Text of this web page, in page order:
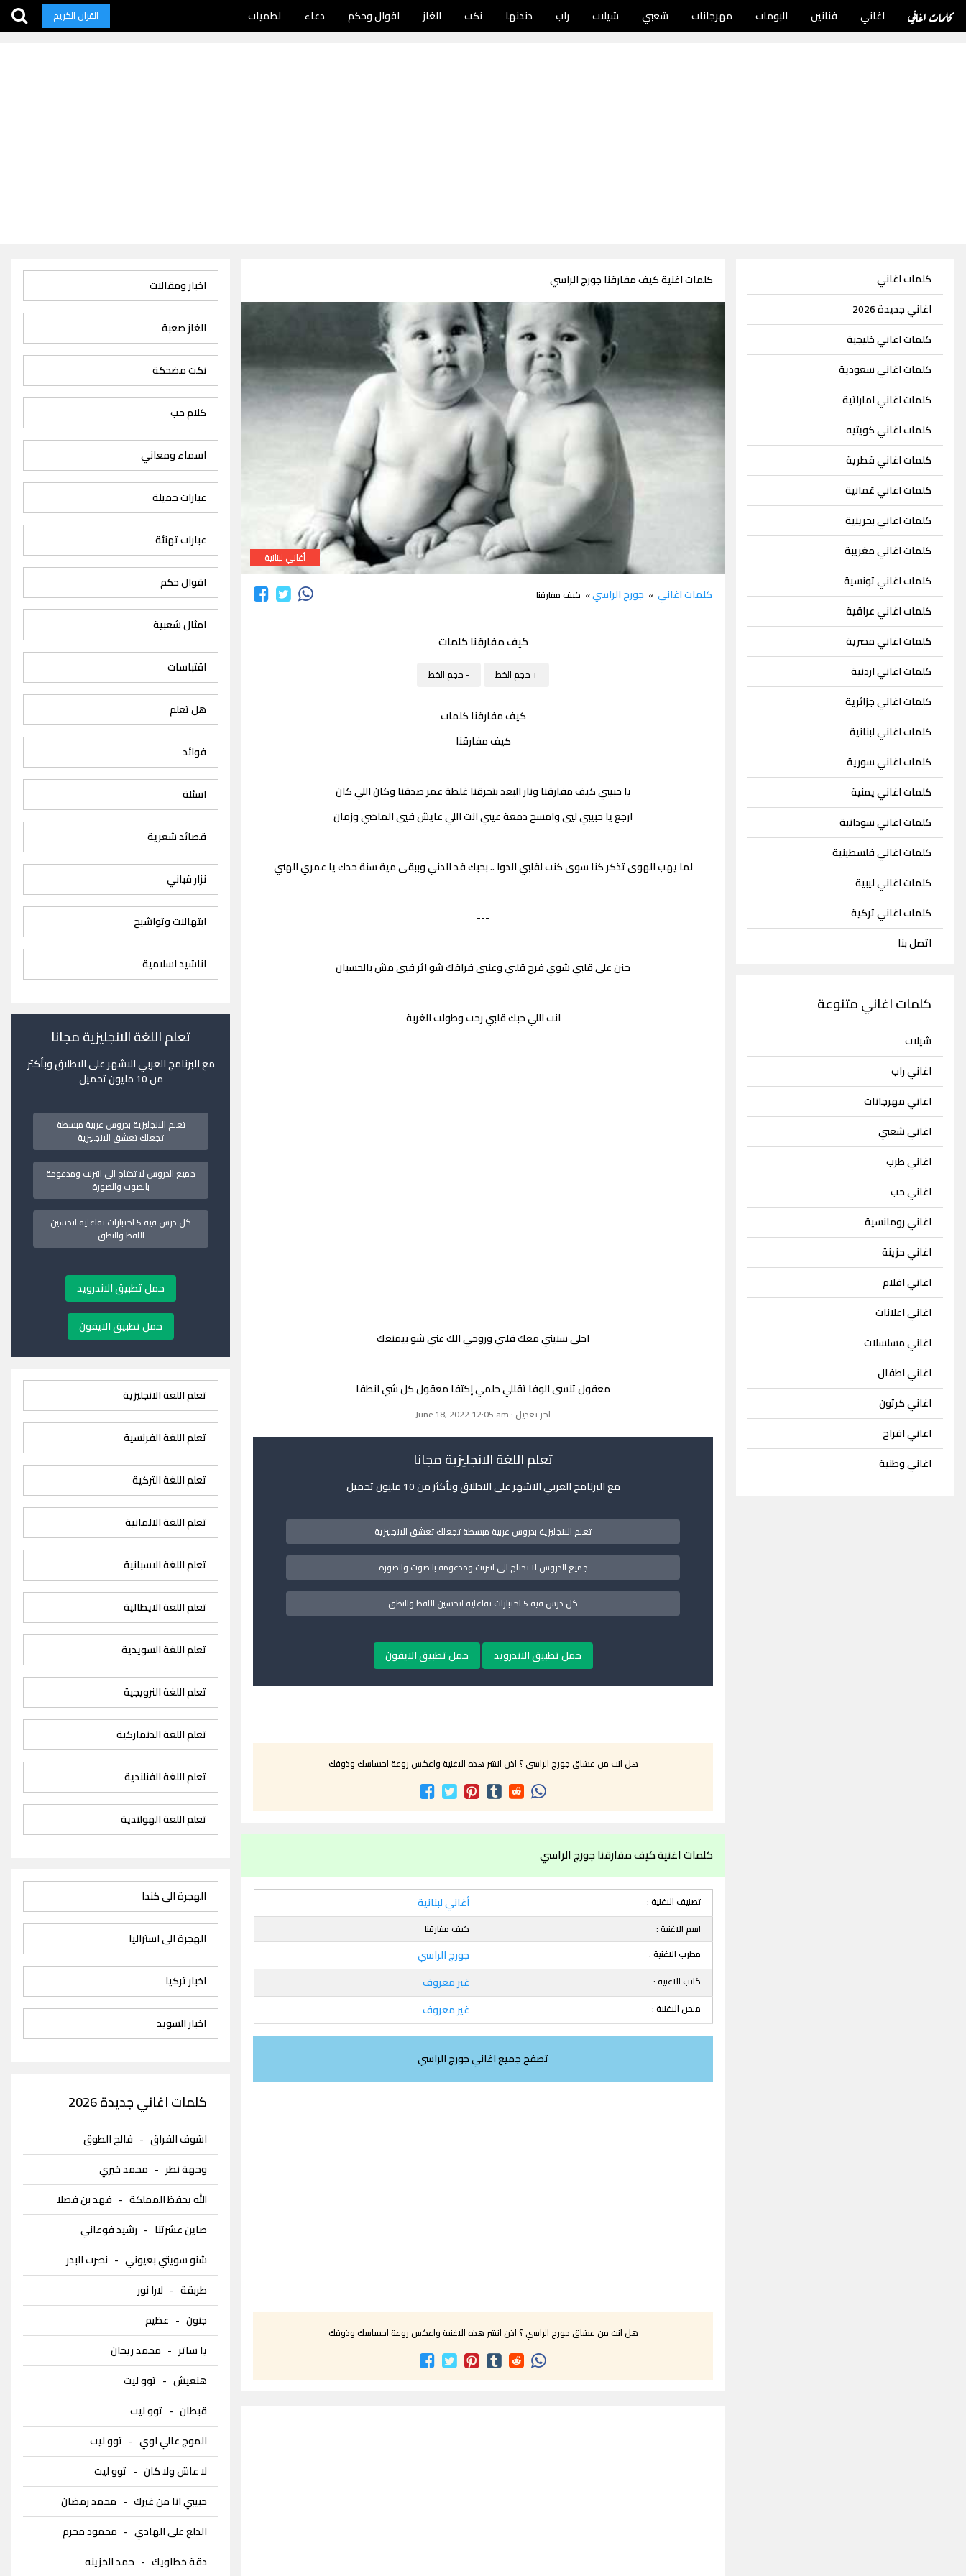
كلمات اغاني اغاني فنانين البومات مهرجانات شعبي شيلات راب دندنها نكت الغاز اقوال وحكم دعاء لطميات القران الكريم
كلمات اغاني
اغاني جديدة 2026
كلمات اغاني خليجية
كلمات اغاني سعودية
كلمات اغاني اماراتية
كلمات اغاني كويتيه
كلمات اغاني قطرية
كلمات اغاني عُمانية
كلمات اغاني بحرينية
كلمات اغاني مغريبة
كلمات اغاني تونسية
كلمات اغاني عراقية
كلمات اغاني مصرية
كلمات اغاني اردنية
كلمات اغاني جزائرية
كلمات اغاني لبنانية
كلمات اغاني سورية
كلمات اغاني يمنية
كلمات اغاني سودانية
كلمات اغاني فلسطينية
كلمات اغاني ليبية
كلمات اغاني تركية
اتصل بنا
كلمات اغاني متنوعة
شيلات
اغاني راب
اغاني مهرجانات
اغاني شعبي
اغاني طرب
اغاني حب
اغاني رومانسية
اغاني حزينة
اغاني افلام
اغاني اعلانات
اغاني مسلسلات
اغاني اطفال
اغاني كرتون
اغاني افراح
اغاني وطنية
كلمات اغنية كيف مفارقنا جورج الراسي
أغاني لبنانية
كلمات اغاني » جورج الراسي» كيف مفارقنا
كيف مفارقنا كلمات
+ حجم الخط - حجم الخط
كيف مفارقنا كلمات
كيف مفارقنا
يا حبيبي كيف مفارقنا ونار البعد بتحرقنا غلطة عمر صدقنا وكان اللي كان
ارجع يا حبيبي ليي وامسح دمعة عيني انت اللي عايش فيي الماضي وزمان
لما يهب الهوى تذكر كنا سوى كنت لقلبي الدوا .. بحبك قد الدني وببقى مية سنة حدك يا عمري الهني
---
حنن على قلبي شوي فرح قلبي وعنيي فراقك شو اثر فيي مش بالحسبان
انت اللي حبك قلبي رحت وطولت الغربة
احلى سنيني معك قلبي وروحي الك عني شو بيمنعك
معقول تنسى الوفا تقللي حلمي إكتفا معقول كل شي انطفا
اخر تعديل : June 18, 2022 12:05 am
تعلم اللغة الانجليزية مجانا
مع البرنامج العربي الاشهر على الاطلاق وبأكثر من 10 مليون تحميل
تعلم الانجليزية بدروس عربية مبسطة تجعلك تعشق الانجليزية
جميع الدروس لا تحتاج الى انترنت ومدعومة بالصوت والصورة
كل درس فيه 5 اختبارات تفاعلية لتحسين اللفظ والنطق
حمل تطبيق الاندرويد حمل تطبيق الايفون
هل انت من عشاق جورج الراسي ؟ اذن انشر هذه الاغنية واعكس روعة احساسك وذوقك
كلمات اغنية كيف مفارقنا جورج الراسي
تصنيف الاغنية : أغاني لبنانية
اسم الاغنية :
كيف مفارقنا
مطرب الاغنية :
جورج الراسي
كاتب الاغنية : غير معروف
ملحن الاغنية : غير معروف
تصفح جميع اغاني جورج الراسي
هل انت من عشاق جورج الراسي ؟ اذن انشر هذه الاغنية واعكس روعة احساسك وذوقك
اخبار ومقالات
الغاز صعبة
نكت مضحكة
كلام حب
اسماء ومعاني
عبارات جميلة
عبارات تهنئة
اقوال حكم
امثال شعبية
اقتباسات
هل تعلم
فوائد
اسئلة
قصائد شعرية
نزار قباني
ابتهالات وتواشيح
اناشيد اسلامية
تعلم اللغة الانجليزية مجانا
مع البرنامج العربي الاشهر على الاطلاق وبأكثر
من 10 مليون تحميل
تعلم الانجليزية بدروس عربية مبسطة
تجعلك تعشق الانجليزية
جميع الدروس لا تحتاج الى انترنت ومدعومة
بالصوت والصورة
كل درس فيه 5 اختبارات تفاعلية لتحسين
اللفظ والنطق
حمل تطبيق الاندرويد
حمل تطبيق الايفون
تعلم اللغة الانجليزية
تعلم اللغة الفرنسية
تعلم اللغة التركية
تعلم اللغة الالمانية
تعلم اللغة الاسبانية
تعلم اللغة الايطالية
تعلم اللغة السويدية
تعلم اللغة النرويجية
تعلم اللغة الدنماركية
تعلم اللغة الفنلندية
تعلم اللغة الهولندية
الهجرة الى كندا
الهجرة الى استراليا
اخبار تركيا
اخبار السويد
كلمات اغاني جديدة 2026
اشوف الفراق- فالح الطوق
وجهة نظر - محمد خيري
الله يحفظ المملكة- فهد بن فصلا
صاين عشرتنا - رشيد فوعاني
شنو سويتي بعيوني- نصرت البدر
طربقة- لارا نور
جنون- عظيم
يا ساتر - محمد ريحان
هنعيش- توو ليت
قبطان- توو ليت
الموج عالي اوي- توو ليت
لا عاش ولا كان- توو ليت
حبيبي انا من غيرك- محمد رمضان
الدلع على الهادي- محمود محرم
دقة خطاويك- حمد الخزينه